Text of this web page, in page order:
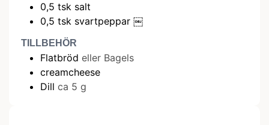
0,5 tsk salt
0,5 tsk svartpeppar ￼
TILLBEHÖR
Flatbröd eller Bagels
creamcheese
Dill ca 5 g